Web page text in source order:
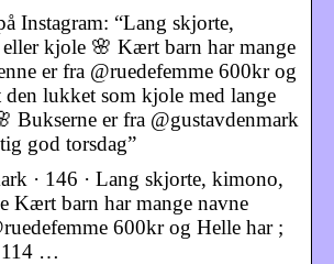
Instagram: “Lang skjorte,
kjole 🌸 Kært barn har mange
er fra @ruedefemme 600kr og
den lukket som kjole med lange
Bukserne er fra @gustavdenmark
god torsdag”
· 146 · Lang skjorte, kimono,
Kært barn har mange navne
600kr og Helle har ;
114 …